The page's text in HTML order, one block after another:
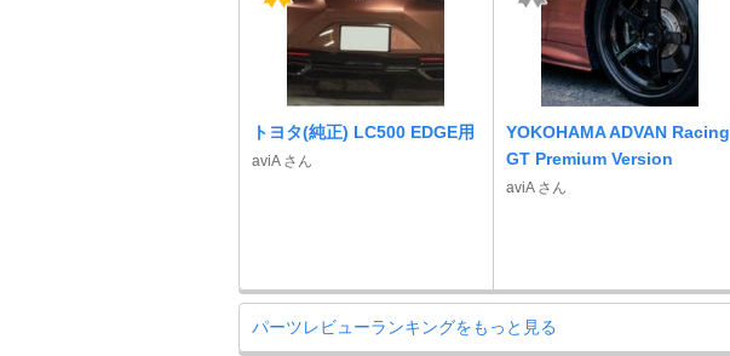
トヨタ(純正) LC500 EDGE用
aviA さん
YOKOHAMA ADVAN Racing
GT Premium Version
aviA さん
パーツレビューランキングをもっと見る